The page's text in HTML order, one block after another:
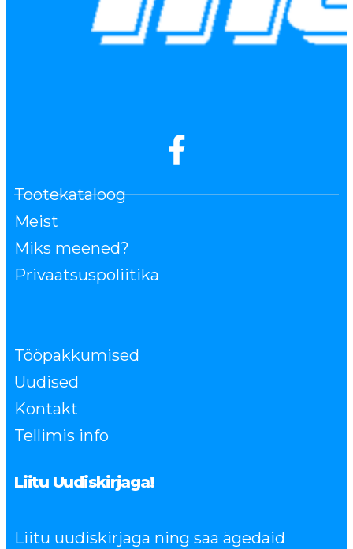
Tootekataloog
Meist
Miks meened?
Privaatsuspoliitika
Tööpakkumised
Uudised
Kontakt
Tellimis info
Liitu Uudiskirjaga!
Liitu uudiskirjaga ning saa ägedaid